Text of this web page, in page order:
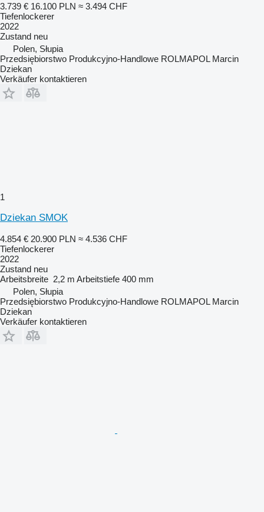
3.739 € 16.100 PLN ≈ 3.494 CHF
Tiefenlockerer
2022
Zustand neu
Polen, Słupia
Przedsiębiorstwo Produkcyjno-Handlowe ROLMAPOL Marcin
Dziekan
Verkäufer kontaktieren
1
Dziekan SMOK
4.854 € 20.900 PLN ≈ 4.536 CHF
Tiefenlockerer
2022
Zustand neu
Arbeitsbreite 2,2 m Arbeitstiefe 400 mm
Polen, Słupia
Przedsiębiorstwo Produkcyjno-Handlowe ROLMAPOL Marcin
Dziekan
Verkäufer kontaktieren